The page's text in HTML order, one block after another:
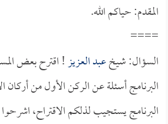
المقدم: حياكم الله.
====
السؤال: شيخعبد العزيز! اقترح بعض
البرنامج أسئلة عن الركن الأول من أركان
البرنامج يستجيب لذلكم الاقتراح،